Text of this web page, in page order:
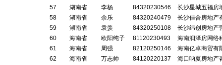
57
湖南省 李杨 84320230546
长沙星城五福房
58
湖南省 余乐 84320240479
长沙佳合房地产
59
湖南省 袁羡 84320250108
长沙纬创房地产
60
海南省 欧阳纯子 81120230493
海南润泽房网络
61
海南省 周强 82120250146
海南亿卓商贸有
62
海南省 万志帅 84120220137
海口呐夏房地产